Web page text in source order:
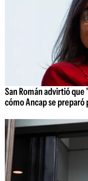
San Román advirtió
cómo Ancap se preparó